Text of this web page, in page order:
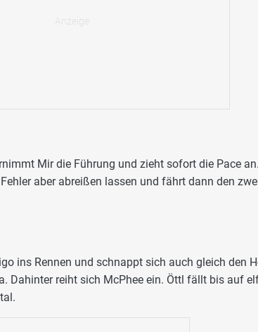
Mir die Führung und zieht sofort die Pace
aber abreißen lassen und fährt dann den
ins Rennen und schnappt sich auch gleich den
Dahinter reiht sich McPhee ein. Öttl fällt bis auf